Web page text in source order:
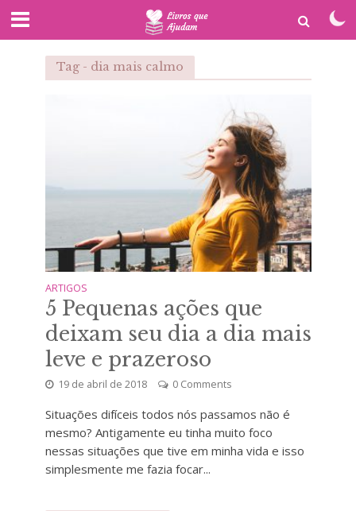
Tag - dia mais calmo
ARTIGOS
5 Pequenas ações que
deixam seu dia a dia mais
leve e prazeroso
19 de abril de 2018 0 Comments
Situações difíceis todos nós passamos não é
mesmo? Antigamente eu tinha muito foco
nessas situações que tive em minha vida e isso
simplesmente me fazia focar...